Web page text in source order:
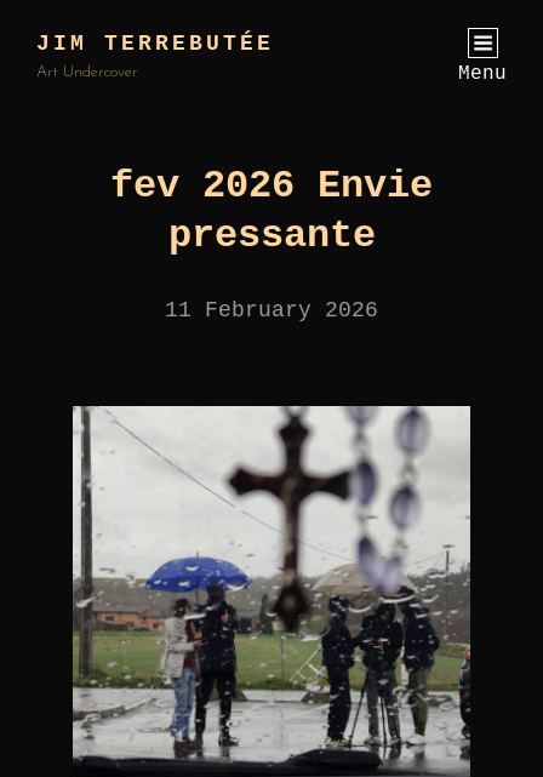
JIM TERREBUTÉE
Art Undercover Menu
fev 2026 Envie
pressante
11 February 2026